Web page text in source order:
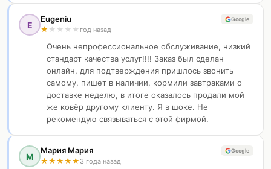
E
Eugeniu
★ ★ ★ ★ ★ год назад
Google
Очень непрофессиональное обслуживание, низкий
стандарт качества услуг!!!! Заказ был сделан
онлайн, для подтверждения пришлось звонить
самому, пишет в наличии, кормили завтраками о
доставке неделю, в итоге оказалось продали мой
же ковёр другому клиенту. Я в шоке. Не
рекомендую связываться с этой фирмой.
М
Мария Мария
★ ★ ★ ★ ★ 3 года назад
Google